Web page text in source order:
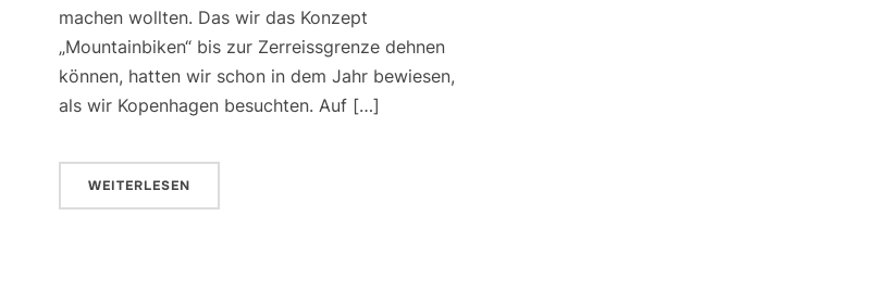
machen wollten. Das wir das Konzept
„Mountainbiken“ bis zur Zerreissgrenze dehnen
können, hatten wir schon in dem Jahr bewiesen,
als wir Kopenhagen besuchten. Auf […]
WEITERLESEN